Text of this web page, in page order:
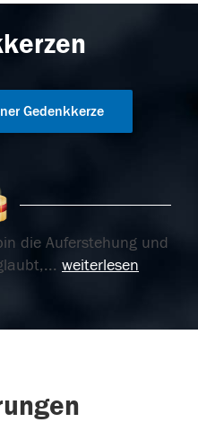
Gedenkkerze
die Auferstehung und
... weiterlesen